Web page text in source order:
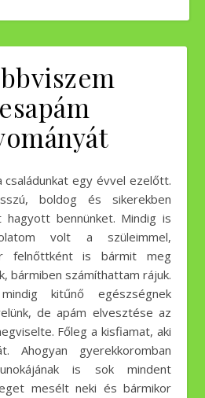
boldog és sikerekben
bennünket. Mindig is
volt a szüleimmel,
felnőttként is bármit meg
bármiben számíthattam rájuk.
kitűnő egészségnek
de apám elvesztése az
Főleg a kisfiamat, aki
Ahogyan gyerekkoromban
is sok mindent
mesélt neki és bármikor